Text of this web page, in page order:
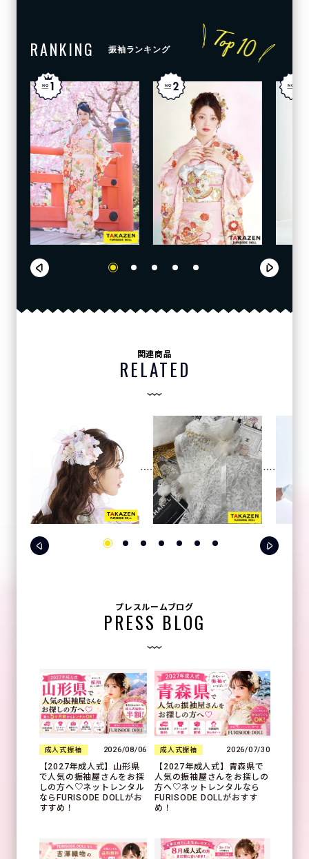
RANKING 振袖ランキング
関連商品
RELATED
プレスルームブログ
PRESS BLOG
成人式振袖 2026/08/06
【2027年成人式】山形県
で人気の振袖屋さんをお探
しの方へ♡ネットレンタル
ならFURISODE DOLLがお
すすめ！
成人式振袖 2026/07/30
【2027年成人式】青森県で
人気の振袖屋さんをお探しの
方へ♡ネットレンタルなら
FURISODE DOLLがおすす
め！